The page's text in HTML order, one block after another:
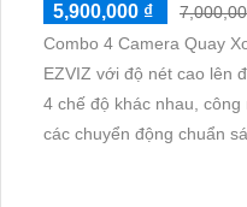
5,900,000 ₫
Combo 4 Camera Quay
EZVIZ với độ nét cao lên
4 chế độ khác nhau,
các chuyển động chuẩn